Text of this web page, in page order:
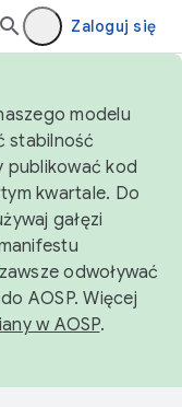
Zaloguj się
modelu
stabilność
publikować kod
kwartale. Do
gałęzi
odwoływać
AOSP. Więcej
w AOSP.